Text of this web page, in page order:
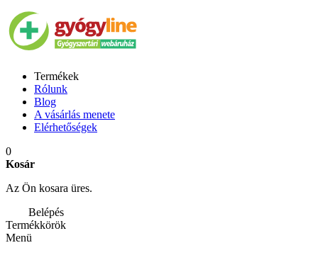
Termékek
Rólunk
Blog
A vásárlás menete
Elérhetőségek
0
Kosár
Az Ön kosara üres.
Belépés
Termékkörök
Menü